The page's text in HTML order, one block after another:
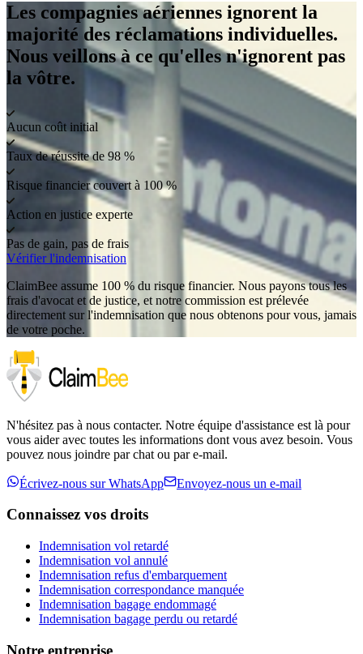
Les compagnies aériennes ignorent la
majorité des réclamations individuelles.
Nous veillons à ce qu'elles n'ignorent pas
la vôtre.
Aucun coût initial
Taux de réussite de 98 %
Risque financier couvert à 100 %
Action en justice experte
Pas de gain, pas de frais
Vérifier l'indemnisation
ClaimBee assume 100 % du risque financier. Nous payons tous les
frais d'avocat et de justice, et notre commission est prélevée
directement sur l'indemnisation que nous obtenons pour vous, jamais
de votre poche.
N'hésitez pas à nous contacter. Notre équipe d'assistance est là pour
vous aider avec toutes les informations dont vous avez besoin. Vous
pouvez nous joindre par chat ou par e-mail.
Écrivez-nous sur WhatsApp Envoyez-nous un e-mail
Connaissez vos droits
Indemnisation vol retardé
Indemnisation vol annulé
Indemnisation refus d'embarquement
Indemnisation correspondance manquée
Indemnisation bagage endommagé
Indemnisation bagage perdu ou retardé
Notre entreprise